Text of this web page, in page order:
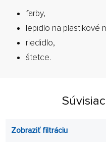
farby,
lepidlo na plastikové
riedidlo,
štetce.
Zobraziť filtráciu